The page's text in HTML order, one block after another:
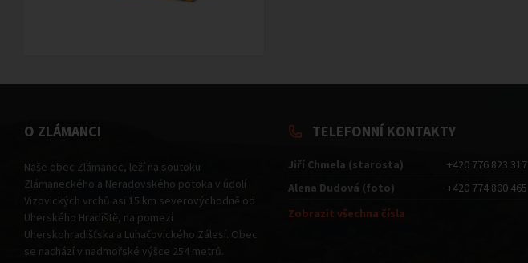
O ZLÁMANCI
Naše obec Zlámanec, leží na soutoku
Zlámaneckého a Neradovského potoka v údolí
Vizovických vrchů asi 15 km severovýchodně od
Uherského Hradiště, na pomezí
Uherskohradišťska a Luhačovického Zálesí. Obec
se nachází v nadmořské výšce 254 metrů.
TELEFONNÍ KONTAKTY
Jiří Chmela (starosta)
+420 776 823 317
Alena Dudová (foto)
+420 774 800 465
Zobrazit všechna čísla